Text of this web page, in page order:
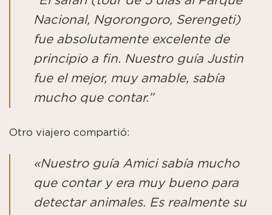
Nacional, Ngorongoro, Serengeti)
fue absolutamente excelente de
principio a fin. Nuestro guía Justin
fue el mejor, muy amable, sabía
mucho que contar.”
Otro viajero compartió:
«Nuestro guía Amici sabía mucho
que contar y era muy bueno para
detectar animales. Es realmente su